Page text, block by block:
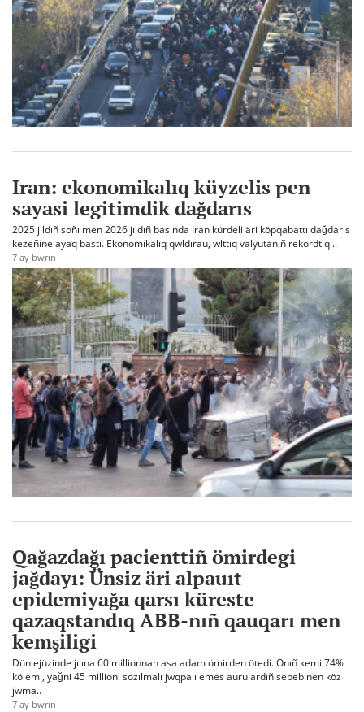
Iran: ekonomikalıq küyzelis pen
sayasi legitimdik dağdarıs
2025 jıldıñ soñı men 2026 jıldıñ basında Iran kürdeli äri köpqabattı dağdarıs
kezeñine ayaq bastı. Ekonomikalıq qwldırau, wlttıq valyutanıñ rekordtıq ..
7 ay bwrın
Qağazdağı pacienttiñ ömirdegi
jağdayı: Ünsiz äri alpauıt
epidemiyağa qarsı küreste
qazaqstandıq ABB-nıñ qauqarı men
kemşiligi
Düniejüzinde jılına 60 millionnan asa adam ömirden ötedi. Onıñ kemi 74%
kölemi, yağni 45 millionı sozılmalı jwqpalı emes aurulardıñ sebebinen köz
jwma..
7 ay bwrın